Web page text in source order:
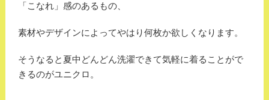
「こなれ」感のあるもの、
素材やデザインによってやはり何枚か欲しくなります。
そうなると夏中どんどん洗濯できて気軽に着ることがで
きるのがユニクロ。